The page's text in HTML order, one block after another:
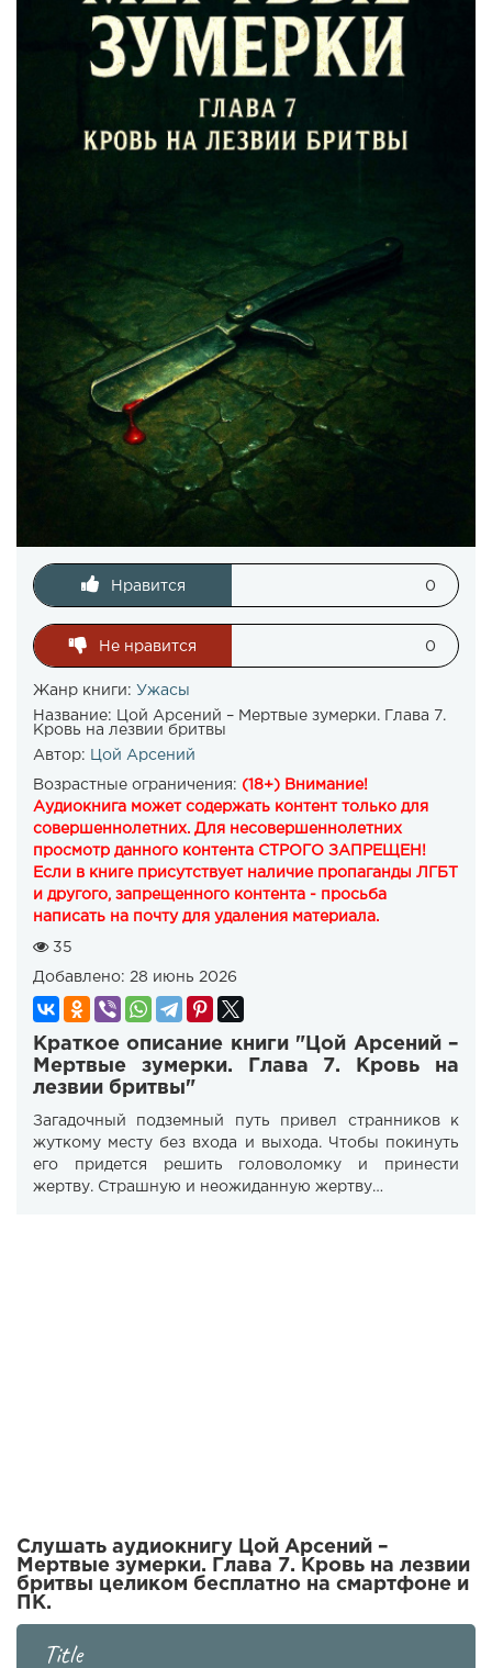
Нравится 0
Не нравится 0
Жанр книги: Ужасы
Название: Цой Арсений – Мертвые зумерки. Глава 7.
Кровь на лезвии бритвы
Автор:
Цой Арсений
Возрастные ограничения: (18+) Внимание!
Аудиокнига может содержать контент только для
совершеннолетних. Для несовершеннолетних
просмотр данного контента СТРОГО ЗАПРЕЩЕН!
Если в книге присутствует наличие пропаганды ЛГБТ
и другого, запрещенного контента - просьба
написать на почту для удаления материала.
35
Добавлено: 28 июнь 2026
Краткое описание книги "Цой Арсений –
Мертвые зумерки. Глава 7. Кровь на
лезвии бритвы"
Загадочный подземный путь привел странников к
жуткому месту без входа и выхода. Чтобы покинуть
его придется решить головоломку и принести
жертву. Страшную и неожиданную жертву…
Слушать аудиокнигу Цой Арсений –
Мертвые зумерки. Глава 7. Кровь на лезвии
бритвы целиком бесплатно на смартфоне и
ПК.
Title